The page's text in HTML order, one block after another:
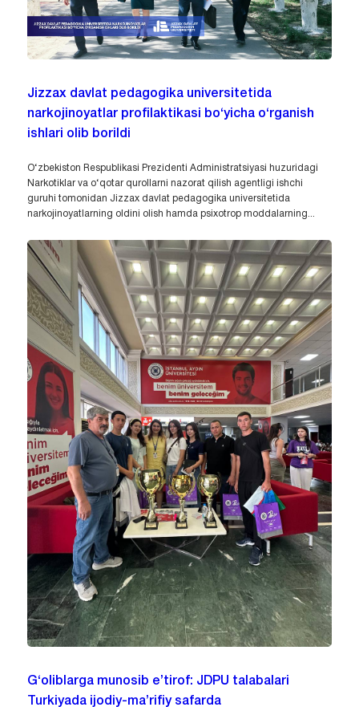
Jizzax davlat pedagogika universitetida
narkojinoyatlar profilaktikasi bo‘yicha o‘rganish
ishlari olib borildi
O‘zbekiston Respublikasi Prezidenti Administratsiyasi huzuridagi
Narkotiklar va o‘qotar qurollarni nazorat qilish agentligi ishchi
guruhi tomonidan Jizzax davlat pedagogika universitetida
narkojinoyatlarning oldini olish hamda psixotrop moddalarning...
G‘oliblarga munosib e’tirof: JDPU talabalari
Turkiyada ijodiy-ma’rifiy safarda